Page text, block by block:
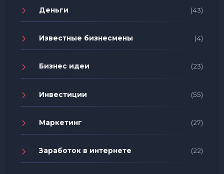
Деньги (43)
Известные бизнесмены (4)
Бизнес идеи (23)
Инвестиции (55)
Маркетинг (27)
Заработок в интернете (22)